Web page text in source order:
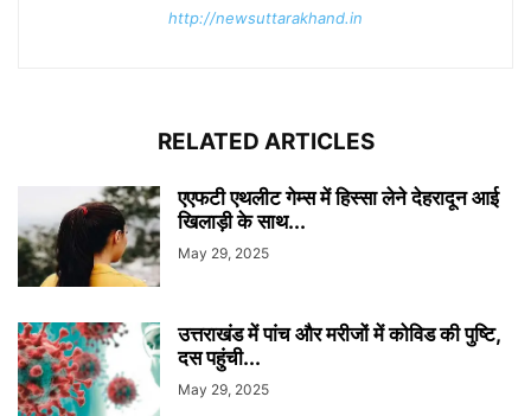
http://newsuttarakhand.in
RELATED ARTICLES
एएफटी एथलीट गेम्स में हिस्सा लेने देहरादून आई
खिलाड़ी के साथ...
May 29, 2025
उत्तराखंड में पांच और मरीजों में कोविड की पुष्टि,
दस पहुंची...
May 29, 2025